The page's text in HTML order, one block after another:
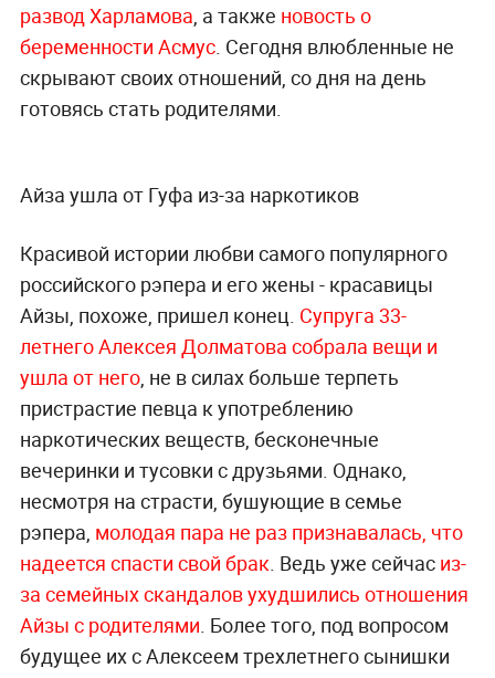
развод Харламова, а также новость о
беременности Асмус. Сегодня влюбленные не
скрывают своих отношений, со дня на день
готовясь стать родителями.
Айза ушла от Гуфа из-за наркотиков
Красивой истории любви самого популярного
российского рэпера и его жены - красавицы
Айзы, похоже, пришел конец. Супруга 33-
летнего Алексея Долматова собрала вещи и
ушла от него, не в силах больше терпеть
пристрастие певца к употреблению
наркотических веществ, бесконечные
вечеринки и тусовки с друзьями. Однако,
несмотря на страсти, бушующие в семье
рэпера, молодая пара не раз признавалась, что
надеется спасти свой брак. Ведь уже сейчас из-
за семейных скандалов ухудшились отношения
Айзы с родителями. Более того, под вопросом
будущее их с Алексеем трехлетнего сынишки